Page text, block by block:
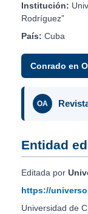
Institución:
Rodríguez”
País: Cuba
Conrado en
OA
Entidad
Editada por
https://
Universidad de